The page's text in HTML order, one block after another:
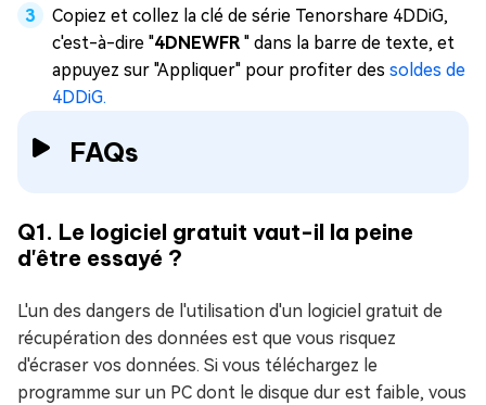
Copiez et collez la clé de série Tenorshare 4DDiG,
c'est-à-dire "4DNEWFR" dans la barre de texte, et
appuyez sur "Appliquer" pour profiter des soldes de
4DDiG.
FAQs
Q1. Le logiciel gratuit vaut-il la peine
d'être essayé ?
L'un des dangers de l'utilisation d'un logiciel gratuit de
récupération des données est que vous risquez
d'écraser vos données. Si vous téléchargez le
programme sur un PC dont le disque dur est faible, vous